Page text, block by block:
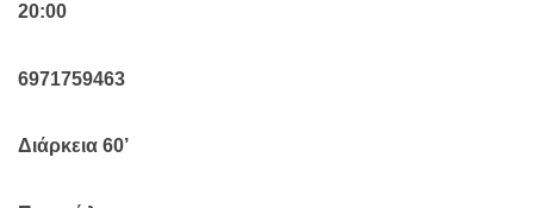
20:00
6971759463
Διάρκεια 60’